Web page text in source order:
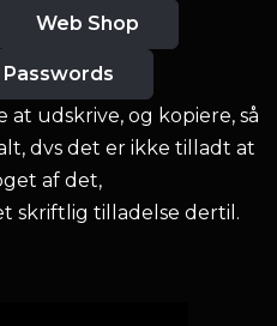
Web Shop
Passwords
at udskrive, og kopiere, så
dvs det er ikke tilladt at
af det,
skriftlig tilladelse dertil.